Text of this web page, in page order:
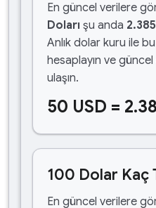
En güncel verilere
Doları şu anda
Anlık dolar kuru ile
hesaplayın ve
ulaşın.
50 USD =
100 Dolar Kaç
En güncel verilere